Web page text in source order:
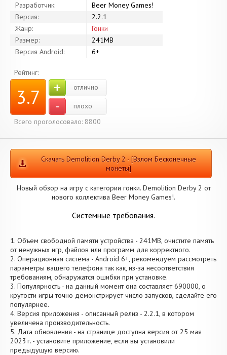
Разработчик:
Beer Money Games!
Версия:
2.2.1
Жанр:
Гонки
Размер:
241MB
Версия Android:
6+
Рейтинг:
3.7 + отлично
-
плохо
Всего проголосовало: 8800
Скачать Demolition Derby 2 - [Взлом Бесконечные
монеты]
Новый обзор на игру с категории гонки. Demolition Derby 2 от
нового коллектива Beer Money Games!.
Системные требования.
1. Объем свободной памяти устройства - 241MB, очистите память
от ненужных игр, файлов или программ для корректного.
2. Операционная система - Android 6+, рекомендуем рассмотреть
параметры вашего телефона так как, из-за несоответствия
требованиям, обнаружатся ошибки при установке.
3. Популярность - на данный момент она составляет 690000, о
крутости игры точно демонстрирует число запусков, сделайте его
популярнее.
4. Версия приложения - описанный релиз - 2.2.1, в котором
увеличена производительность.
5. Дата обновления - на странице доступна версия от 25 мая
2023 г. - установите приложение, если вы установили
предыдущую версию.